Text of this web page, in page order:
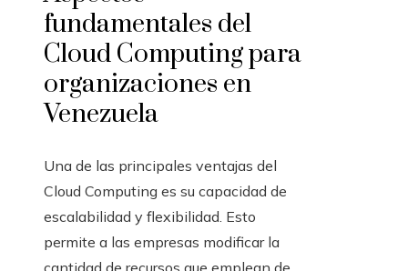
fundamentales del
Cloud Computing para
organizaciones en
Venezuela
Una de las principales ventajas del
Cloud Computing es su capacidad de
escalabilidad y flexibilidad. Esto
permite a las empresas modificar la
cantidad de recursos que emplean de